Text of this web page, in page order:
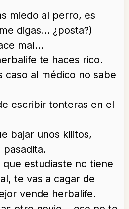
miedo al perro, es
digas… ¿posta?)
mal…
te haces rico.
caso al médico no sabe
escribir tonteras en el
bajar unos kilitos,
pasadita.
que estudiaste no tiene
te vas a cagar de
vende herbalife.